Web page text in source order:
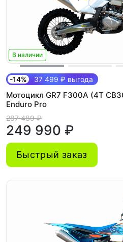
В наличии
-14% 37 499 ₽ выгода
Мотоцикл GR7 F300A (4T
Enduro Pro
287 489 ₽
249 990 ₽
Быстрый заказ